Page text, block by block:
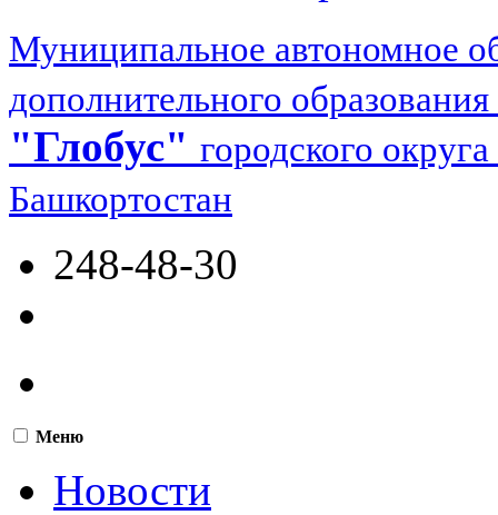
Муниципальное автономное
дополнительного образования
"Глобус" городского
Башкортостан
248-48-30
Меню
Новости